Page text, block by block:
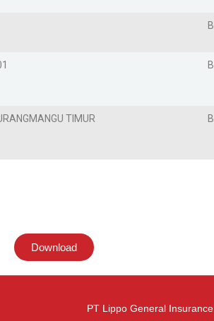
TIMUR
Download
PT Lippo General